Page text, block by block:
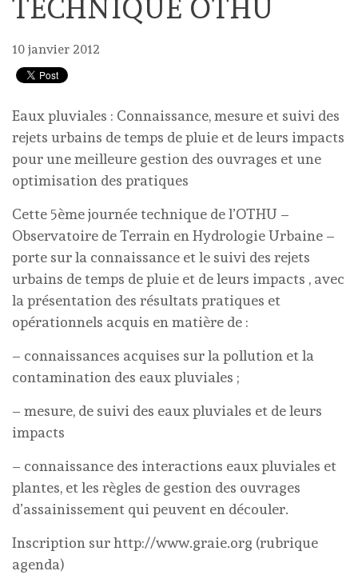
TECHNIQUE OTHU
10 janvier 2012
Eaux pluviales : Connaissance, mesure et suivi des
rejets urbains de temps de pluie et de leurs impacts
pour une meilleure gestion des ouvrages et une
optimisation des pratiques
Cette 5ème journée technique de l’OTHU –
Observatoire de Terrain en Hydrologie Urbaine –
porte sur la connaissance et le suivi des rejets
urbains de temps de pluie et de leurs impacts , avec
la présentation des résultats pratiques et
opérationnels acquis en matière de :
– connaissances acquises sur la pollution et la
contamination des eaux pluviales ;
– mesure, de suivi des eaux pluviales et de leurs
impacts
– connaissance des interactions eaux pluviales et
plantes, et les règles de gestion des ouvrages
d’assainissement qui peuvent en découler.
Inscription sur http://www.graie.org (rubrique
agenda)